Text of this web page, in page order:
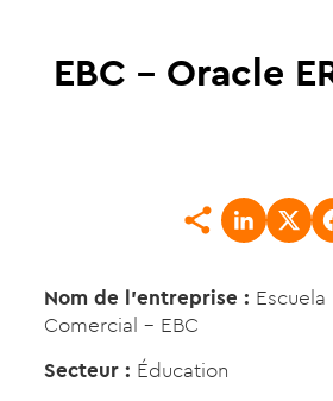
EBC – Oracle
Nom de l’entreprise : Escuela
Comercial – EBC
Secteur : Éducation